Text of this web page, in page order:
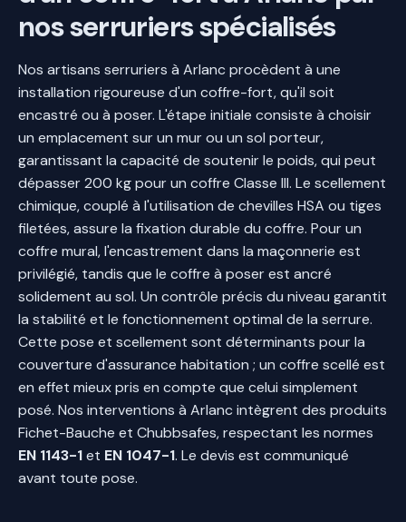
nos serruriers spécialisés
Nos artisans serruriers à Arlanc procèdent à une
installation rigoureuse d'un coffre-fort, qu'il soit
encastré ou à poser. L'étape initiale consiste à choisir
un emplacement sur un mur ou un sol porteur,
garantissant la capacité de soutenir le poids, qui peut
dépasser 200 kg pour un coffre Classe III. Le scellement
chimique, couplé à l'utilisation de chevilles HSA ou tiges
filetées, assure la fixation durable du coffre. Pour un
coffre mural, l'encastrement dans la maçonnerie est
privilégié, tandis que le coffre à poser est ancré
solidement au sol. Un contrôle précis du niveau garantit
la stabilité et le fonctionnement optimal de la serrure.
Cette pose et scellement sont déterminants pour la
couverture d'assurance habitation ; un coffre scellé est
en effet mieux pris en compte que celui simplement
posé. Nos interventions à Arlanc intègrent des produits
Fichet-Bauche et Chubbsafes, respectant les normes
EN 1143-1et EN 1047-1. Le devis est communiqué
avant toute pose.